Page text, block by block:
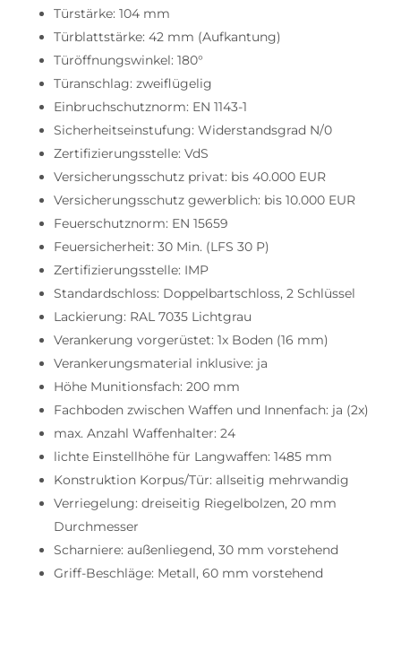
Türstärke: 104 mm
Türblattstärke: 42 mm (Aufkantung)
Türöffnungswinkel: 180°
Türanschlag: zweiflügelig
Einbruchschutznorm: EN 1143-1
Sicherheitseinstufung: Widerstandsgrad N/0
Zertifizierungsstelle: VdS
Versicherungsschutz privat: bis 40.000 EUR
Versicherungsschutz gewerblich: bis 10.000 EUR
Feuerschutznorm: EN 15659
Feuersicherheit: 30 Min. (LFS 30 P)
Zertifizierungsstelle: IMP
Standardschloss: Doppelbartschloss, 2 Schlüssel
Lackierung: RAL 7035 Lichtgrau
Verankerung vorgerüstet: 1x Boden (16 mm)
Verankerungsmaterial inklusive: ja
Höhe Munitionsfach: 200 mm
Fachboden zwischen Waffen und Innenfach: ja (2x)
max. Anzahl Waffenhalter: 24
lichte Einstellhöhe für Langwaffen: 1485 mm
Konstruktion Korpus/Tür: allseitig mehrwandig
Verriegelung: dreiseitig Riegelbolzen, 20 mm
Durchmesser
Scharniere: außenliegend, 30 mm vorstehend
Griff-Beschläge: Metall, 60 mm vorstehend